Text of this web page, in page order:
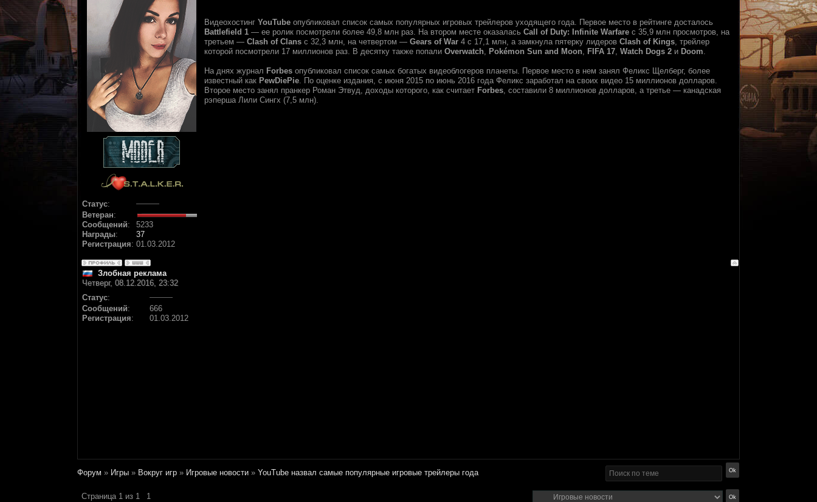
Статус:
Ветеран:
Сообщений:
5233
Награды:
37
Регистрация: 01.03.2012
Видеохостинг YouTube опубликовал список самых популярных игровых трейлеров уходящего года. Первое место в рейтинге досталось
Battlefield 1 — ее ролик посмотрели более 49,8 млн раз. На втором месте оказалась Call of Duty: Infinite Warfare с 35,9 млн просмотров, на
третьем — Clash of Clans с 32,3 млн, на четвертом — Gears of War 4 с 17,1 млн, а замкнула пятерку лидеров Clash of Kings, трейлер
которой посмотрели 17 миллионов раз. В десятку также попали Overwatch, Pokémon Sun and Moon, FIFA 17, Watch Dogs 2 и Doom.
На днях журнал Forbes опубликовал список самых богатых видеоблогеров планеты. Первое место в нем занял Феликс Щелберг, более
известный как PewDiePie. По оценке издания, с июня 2015 по июнь 2016 года Феликс заработал на своих видео 15 миллионов долларов.
Второе место занял пранкер Роман Этвуд, доходы которого, как считает Forbes, составили 8 миллионов долларов, а третье — канадская
рэперша Лили Сингх (7,5 млн).
Злобная реклама
Четверг, 08.12.2016, 23:32
Статус:
Сообщений:
666
Регистрация: 01.03.2012
Форум » Игры » Вокруг игр » Игровые новости » YouTube назвал самые популярные игровые трейлеры года
Страница 1 из 1 1